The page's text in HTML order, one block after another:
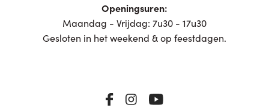
Openingsuren:
Maandag - Vrijdag: 7u30 - 17u30
Gesloten in het weekend & op feestdagen.